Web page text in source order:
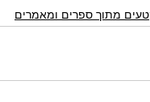
מתוך ספרים ומאמרים